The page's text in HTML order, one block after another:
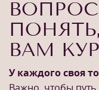
ВАМ
У каждого своя